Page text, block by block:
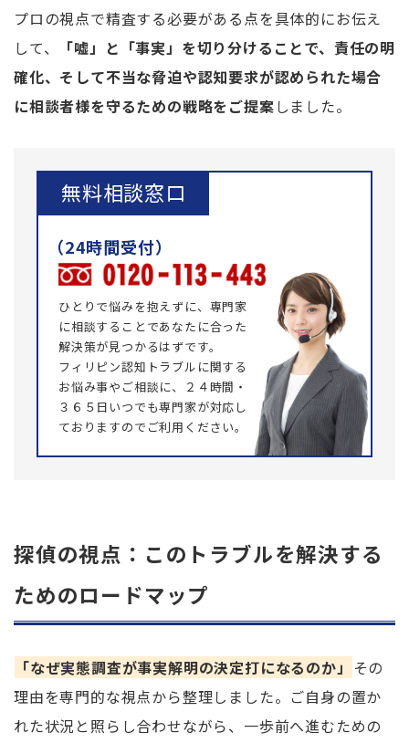
プロの視点で精査する必要がある点を具体的にお伝え
して、
「嘘」と「事実」を切り分けることで、責任の明
確化、そして不当な脅迫や認知要求が認められた場合
に相談者様を守るための戦略をご提案しました。
無料相談窓口
ひとりで悩みを抱えずに、専門家
に相談することであなたに合った
解決策が見つかるはずです。
フィリピン認知トラブルに関する
お悩み事やご相談に、２４時間・
３６５日いつでも専門家が対応し
ておりますのでご利用ください。
探偵の視点：このトラブルを解決する
ためのロードマップ
「なぜ実態調査が事実解明の決定打になるのか」 その
理由を専門的な視点から整理しました。ご自身の置か
れた状況と照らし合わせながら、一歩前へ進むための